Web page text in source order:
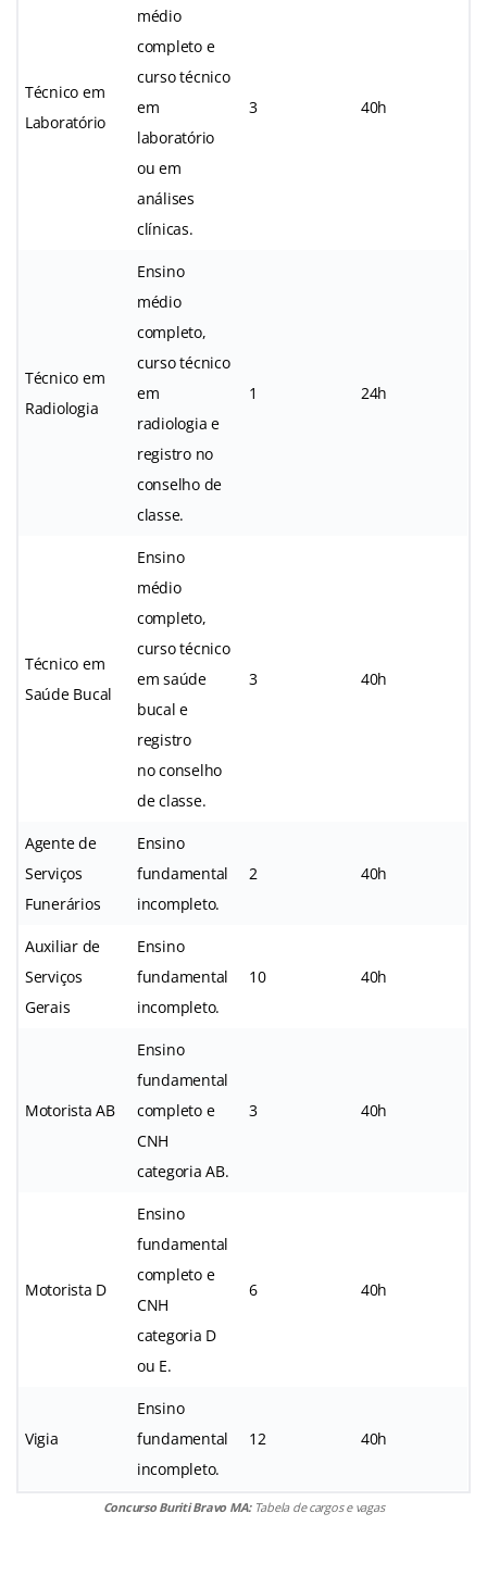
Técnico em
Laboratório
médio
completo e
curso técnico
em
laboratório
ou em
análises
clínicas.
3 40h
Técnico em
Radiologia
Ensino
médio
completo,
curso técnico
em
radiologia e
registro no
conselho de
classe.
1 24h
Técnico em
Saúde Bucal
Ensino
médio
completo,
curso técnico
em saúde
bucal e
registro
no conselho
de classe.
3 40h
Agente de
Serviços
Funerários
Ensino
fundamental
incompleto.
2 40h
Auxiliar de
Serviços
Gerais
Ensino
fundamental
incompleto.
10 40h
Motorista AB
Ensino
fundamental
completo e
CNH
categoria AB.
3 40h
Motorista D
Ensino
fundamental
completo e
CNH
categoria D
ou E.
6 40h
Vigia
Ensino
fundamental
incompleto.
12 40h
Concurso Buriti Bravo MA: Tabela de cargos e vagas